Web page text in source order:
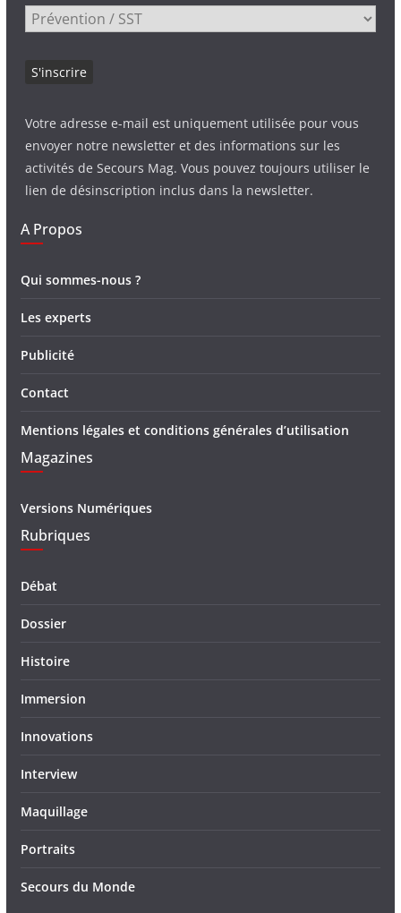
Votre adresse e-mail est uniquement utilisée pour vous
envoyer notre newsletter et des informations sur les
activités de Secours Mag. Vous pouvez toujours utiliser le
lien de désinscription inclus dans la newsletter.
A Propos
Qui sommes-nous ?
Les experts
Publicité
Contact
Mentions légales et conditions générales d’utilisation
Magazines
Versions Numériques
Rubriques
Débat
Dossier
Histoire
Immersion
Innovations
Interview
Maquillage
Portraits
Secours du Monde